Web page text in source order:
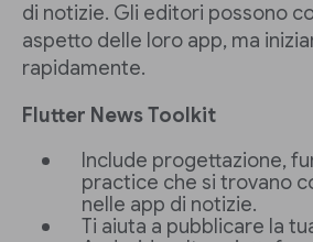
di notizie. Gli editori possono
aspetto delle loro app, ma
rapidamente.
Flutter News Toolkit
Include progettazione,
practice che si trovano
nelle app di notizie.
Ti aiuta a pubblicare la